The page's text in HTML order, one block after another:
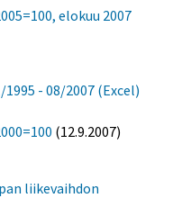
elokuu 2007
- 08/2007 (Excel)
(12.9.2007)
liikevaihdon